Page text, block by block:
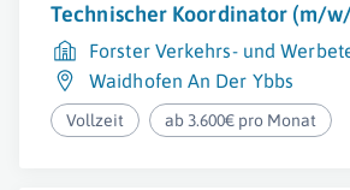
Technischer Koordinator (m/
Forster Verkehrs- und
Waidhofen An Der Ybbs
Vollzeit ab 3.600€ pro Monat